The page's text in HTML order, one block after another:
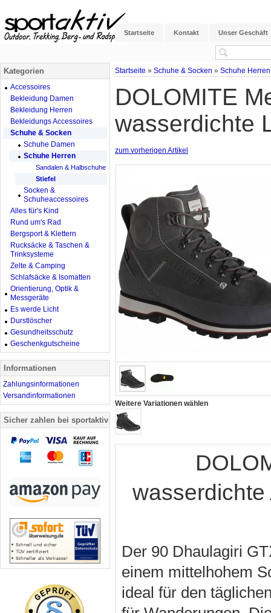
Startseite Kontakt Unser Geschäft
Startseite » Schuhe & Socken » Schuhe Herren
DOLOMITE
wasserdichte
zum vorherigen Artikel
Weitere Variationen wählen
Der 90 Dhaulagiri
einem mittelhohem
ideal für den
Kategorien
Accessoires
Bekleidung Damen
Bekleidung Herren
Bekleidungs Accessoires
Schuhe & Socken
Schuhe Damen
Schuhe Herren
Sandalen & Halbschuhe
Stiefel
Socken &
Schuheaccessoires
Alles für's Kind
Rund um's Rad
Bergsport & Klettern
Rucksäcke & Taschen &
Trinksysteme
Zelte & Camping
Schlafsäcke & Isomatten
Orientierung, Optik &
Messgeräte
Es werde Licht
Durstlöscher
Gesundheitsschutz
Geschenkgutscheine
Informationen
Zahlungsinformationen
Versandinformationen
Sicher zahlen bei sportaktiv